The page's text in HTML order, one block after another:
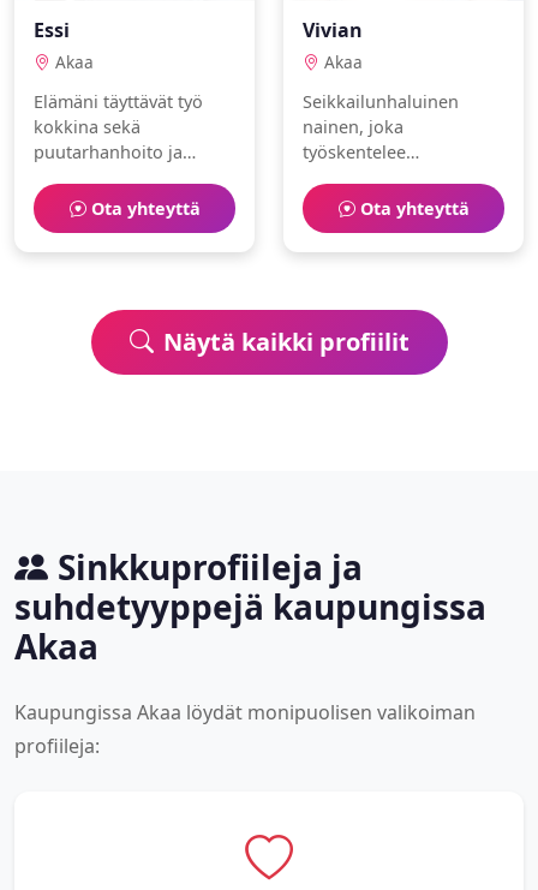
Essi
Akaa
Elämäni täyttävät työ
kokkina sekä
puutarhanhoito ja
ja älykäs.Ota yhteyttä
Vivian
Akaa
Seikkailunhaluinen
nainen, joka
työskentelee
Vapaa-aika kuluu viinit
ja golf parissa.
Ota yhteyttä
Näytä kaikki profiilit
Sinkkuprofiileja ja
suhdetyyppejä kaupungissa
Akaa
Kaupungissa Akaa löydät monipuolisen valikoiman
profiileja: